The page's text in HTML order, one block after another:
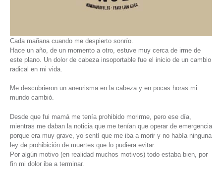
Cada mañana cuando me despierto sonrío.
Hace un año, de un momento a otro, estuve muy cerca de irme de
este plano. Un dolor de cabeza insoportable fue el inicio de un cambio
radical en mi vida.
Me descubrieron un aneurisma en la cabeza y en pocas horas mi
mundo cambió.
Desde que fui mamá me tenía prohibido morirme, pero ese día,
mientras me daban la noticia que me tenían que operar de emergencia
porque era muy grave, yo sentí que me iba a morir y no había ninguna
ley de prohibición de muertes que lo pudiera evitar.
Por algún motivo (en realidad muchos motivos) todo estaba bien, por
fin mi dolor iba a terminar.